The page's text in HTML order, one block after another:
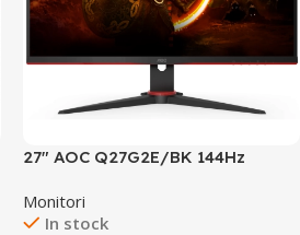
27″ AOC Q27G2E/BK 144Hz
Monitori
In stock